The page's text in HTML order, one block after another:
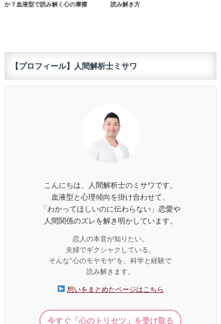
か？血液型で読み解く心の摩擦
読み解き方
【プロフィール】人間解析士ミサワ
こんにちは、人間解析士のミサワです。
血液型と心理傾向を掛け合わせて、
「わかってほしいのに伝わらない」恋愛や
人間関係のズレを解き明かしています。
恋人の本音が知りたい。
夫婦でギクシャクしている。
そんな“心のモヤモヤ”を、科学と経験で
読み解きます。
想いをまとめたページはこちら
今すぐ「心のトリセツ」を受け取る